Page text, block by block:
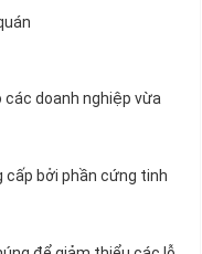
các doanh nghiệp vừa
bởi phần cứng tinh